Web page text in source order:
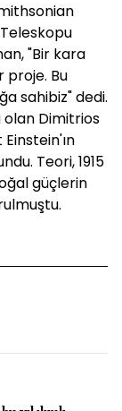
"Bir kara
proje. Bu
sahibiz" dedi.
olan Dimitrios
Teori, 1915
güçlerin